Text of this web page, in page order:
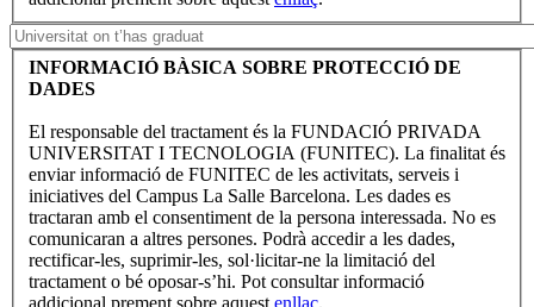
INFORMACIÓ BÀSICA SOBRE PROTECCIÓ DE
DADES
El responsable del tractament és la FUNDACIÓ PRIVADA
UNIVERSITAT I TECNOLOGIA (FUNITEC). La finalitat és
enviar informació de FUNITEC de les activitats, serveis i
iniciatives del Campus La Salle Barcelona. Les dades es
tractaran amb el consentiment de la persona interessada. No es
comunicaran a altres persones. Podrà accedir a les dades,
rectificar-les, suprimir-les, sol·licitar-ne la limitació del
tractament o bé oposar-s’hi. Pot consultar informació